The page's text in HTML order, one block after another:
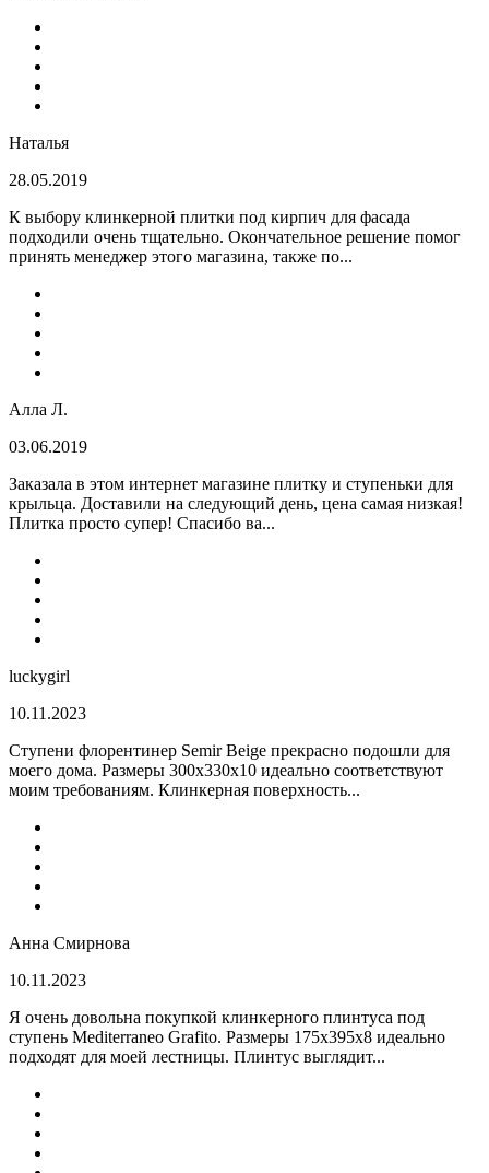
Наталья
28.05.2019
К выбору клинкерной плитки под кирпич для фасада
подходили очень тщательно. Окончательное решение помог
принять менеджер этого магазина, также по...
Алла Л.
03.06.2019
Заказала в этом интернет магазине плитку и ступеньки для
крыльца. Доставили на следующий день, цена самая низкая!
Плитка просто супер! Спасибо ва...
luckygirl
10.11.2023
Ступени флорентинер Semir Beige прекрасно подошли для
моего дома. Размеры 300х330х10 идеально соответствуют
моим требованиям. Клинкерная поверхность...
Анна Смирнова
10.11.2023
Я очень довольна покупкой клинкерного плинтуса под
ступень Mediterraneo Grafito. Размеры 175х395х8 идеально
подходят для моей лестницы. Плинтус выглядит...